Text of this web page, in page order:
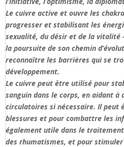
Le cuivre active et ouvre les
progresser et stabilisant les
sexualité, du désir et de la vitalité
la poursuite de son chemin
reconnaître les barrières qui se
développement.
Le cuivre peut être utilisé pour
sanguin dans le corps, en aidant
circulatoires si nécessaire. Il peut
blessures et pour combattre les
également utile dans le
des rhumatismes, et pour stimuler